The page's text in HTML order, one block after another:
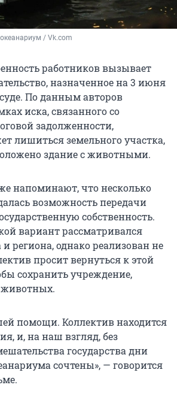
/ Vk.com
работников вызывает
назначенное на 3 июня
По данным авторов
иска, связанного со
задолженности,
лишиться земельного участка,
здание с животными.
напоминают, что несколько
возможность передачи
собственность.
вариант рассматривался
региона, однако реализован не
просит вернуться к этой
сохранить учреждение,
животных.
помощи. Коллектив находится
и, на наш взгляд, без
государства дни
сочтены», — говорится